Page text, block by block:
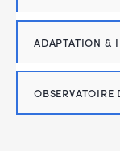
ADAPTATION &
OBSERVATOIRE